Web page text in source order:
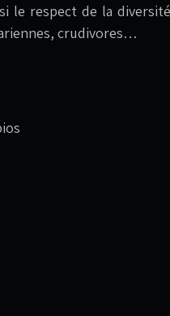
le respect de la
crudivores…